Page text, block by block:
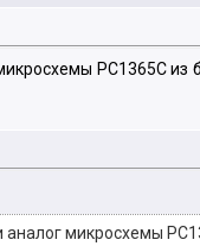
PC1365C
микросхемы